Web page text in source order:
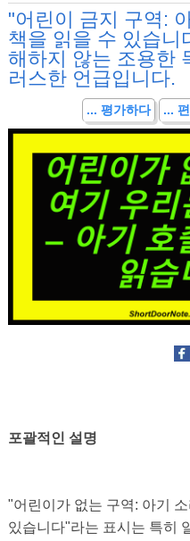
"어린이 금지 구역:
책을 읽을 수 있습니
해하지 않는 조용한
러스한 언급입니다.
... 평가하다 ...
포괄적인 설명
"어린이가 없는 구역: 아기
있습니다"라는 표시는 특히